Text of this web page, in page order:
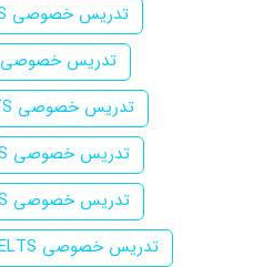
تدریس خصوصی IELTS درختی کرج
تدریس خصوصی IELTS هشتگرد
تدریس خصوصی IELTS حیدرآباد کرج
تدریس خصوصی IELTS کیانمهر کرج
تدریس خصوصی IELTS مهرویلا کرج
تدریس خصوصی IELTS چهارصد دستگاه کرج